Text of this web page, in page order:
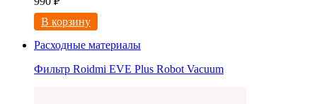
В корзину
Расходные материалы
Фильтр Roidmi EVE Plus Robot Vacuum